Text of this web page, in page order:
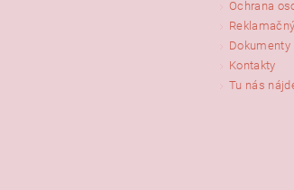
Ochrana
Dokumenty
Kontakty
Tu nás